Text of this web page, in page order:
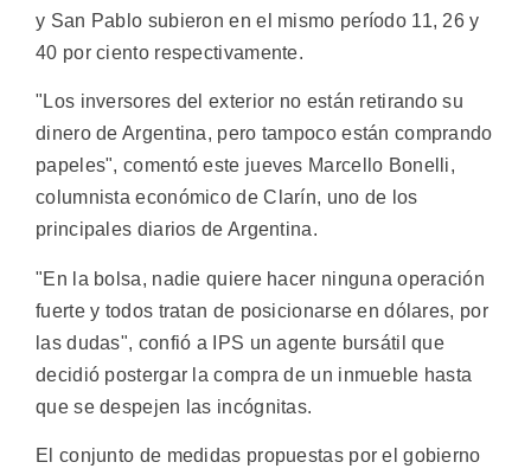
y San Pablo subieron en el mismo período 11, 26 y
40 por ciento respectivamente.
"Los inversores del exterior no están retirando su
dinero de Argentina, pero tampoco están comprando
papeles", comentó este jueves Marcello Bonelli,
columnista económico de Clarín, uno de los
principales diarios de Argentina.
"En la bolsa, nadie quiere hacer ninguna operación
fuerte y todos tratan de posicionarse en dólares, por
las dudas", confió a IPS un agente bursátil que
decidió postergar la compra de un inmueble hasta
que se despejen las incógnitas.
El conjunto de medidas propuestas por el gobierno